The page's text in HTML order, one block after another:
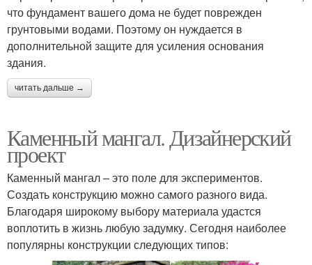
что фундамент вашего дома не будет поврежден
грунтовыми водами. Поэтому он нуждается в
дополнительной защите для усиления основания
здания.
читать дальше →
Каменный мангал. Дизайнерский
проект
Каменный мангал – это поле для экспериментов.
Создать конструкцию можно самого разного вида.
Благодаря широкому выбору материала удастся
воплотить в жизнь любую задумку. Сегодня наиболее
популярны конструкции следующих типов: